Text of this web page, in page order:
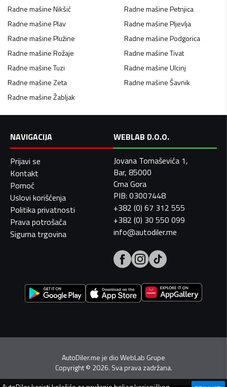
Radne mašineNikšić Radne mašinePetnjica
Radne mašinePlav Radne mašinePljevlja
Radne mašinePlužine Radne mašinePodgorica
Radne mašineRožaje Radne mašineTivat
Radne mašineTuzi Radne mašineUlcinj
Radne mašineZeta Radne mašineŠavnik
Radne mašineŽabljak
NAVIGACIJA
Prijavi se
Kontakt
Pomoć
Uslovi korišćenja
Politika privatnosti
Prava potrošača
Sigurna trgovina
WEBLAB D.O.O.
Jovana Tomaševića 1,
Bar, 85000
Crna Gora
PIB: 03007448
+382 (0) 67 312 555
+382 (0) 30 550 099
info@autodiler.me
AutoDiler.me je dioWebLab Grupe
Copyright© 2026. Sva prava zadržana.